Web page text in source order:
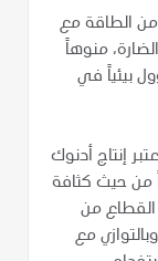
من الطاقة مع
منوهاً
بيئياً في
إنتاج أدنوك
من حيث كثافة
القطاع من
مع